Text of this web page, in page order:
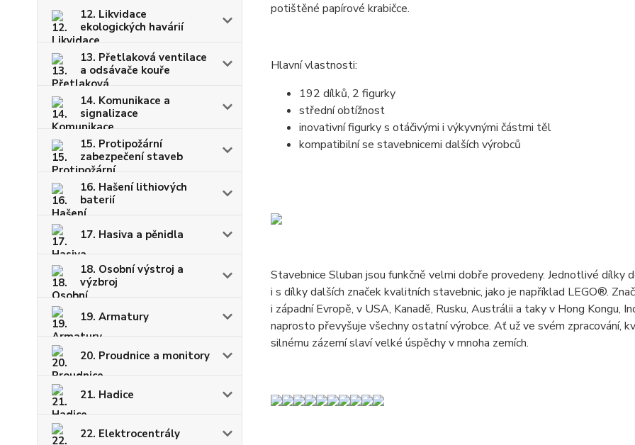
12. Likvidace
ekologických havárií
13. Přetlaková ventilace
a odsávače kouře
14. Komunikace a
signalizace
15. Protipožární
zabezpečení staveb
16. Hašení lithiových
baterií
17. Hasiva a pěnidla
18. Osobní výstroj a
výzbroj
19. Armatury
20. Proudnice a monitory
21. Hadice
22. Elektrocentrály
potištěné papírové krabičce.
Hlavní vlastnosti:
192 dílků, 2 figurky
střední obtížnost
inovativní figurky s otáčivými i výkyvnými částmi těl
kompatibilní se stavebnicemi dalších výrobců
Stavebnice Sluban jsou funkčně velmi dobře provedeny. Jednotlivé dílky
i s dílky dalších značek kvalitních stavebnic, jako je například LEGO®.
i západní Evropě, v USA, Kanadě, Rusku, Austrálii a taky v Hong Kongu,
naprosto převyšuje všechny ostatní výrobce. Ať už ve svém zpracování,
silnému zázemí slaví velké úspěchy v mnoha zemích.